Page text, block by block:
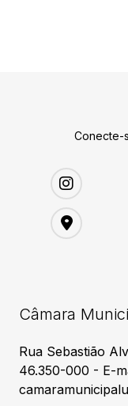
Conecte-
Câmara
Rua Sebastião
46.350-000 - E-